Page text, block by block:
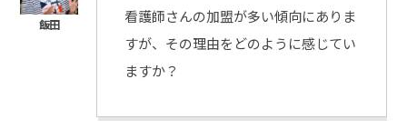
看護師さんの加盟が多い傾向にありま
すが、その理由をどのように感じてい
ますか？